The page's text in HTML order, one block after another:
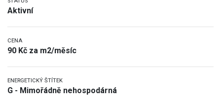
Aktivní
CENA
90 Kč za m2/měsíc
ENERGETICKÝ ŠTÍTEK
G - Mimořádně nehospodárná